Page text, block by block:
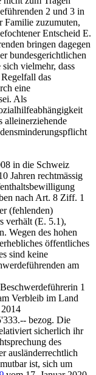
2 und 3 in
Familie zuzumuten,
Entscheid E.
bringen dagegen
bundesgerichtlichen
sich vielmehr, dass
das
eine
Als
alleinerziehende
in die Schweiz
Jahren rechtmässig
nach Art. 8 Ziff. 1
(fehlenden)
verhält (E. 5.1),
Wegen des hohen
öffentliches
sind keine
am
1
Verbleib im Land
bezog. Die
sicherlich ihr
des
ausländerrechtlich
ist, sich um